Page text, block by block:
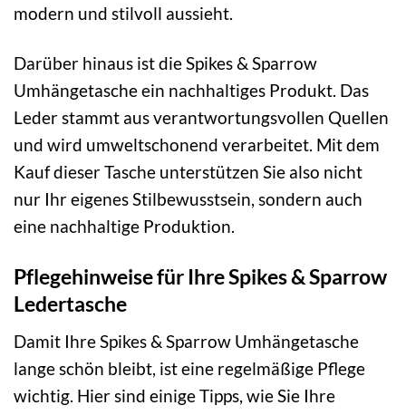
modern und stilvoll aussieht.
Darüber hinaus ist die Spikes & Sparrow
Umhängetasche ein nachhaltiges Produkt. Das
Leder stammt aus verantwortungsvollen Quellen
und wird umweltschonend verarbeitet. Mit dem
Kauf dieser Tasche unterstützen Sie also nicht
nur Ihr eigenes Stilbewusstsein, sondern auch
eine nachhaltige Produktion.
Pflegehinweise für Ihre Spikes & Sparrow
Ledertasche
Damit Ihre Spikes & Sparrow Umhängetasche
lange schön bleibt, ist eine regelmäßige Pflege
wichtig. Hier sind einige Tipps, wie Sie Ihre